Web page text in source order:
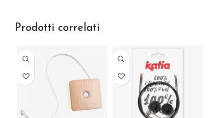
Policy
Prodotti correlati